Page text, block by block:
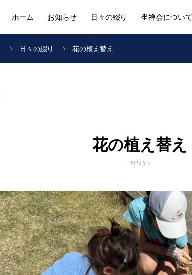
ホーム お知らせ 日々の綴り 坐禅会について
日々の綴り 花の植え替え
花の植え替え
2025.5.3